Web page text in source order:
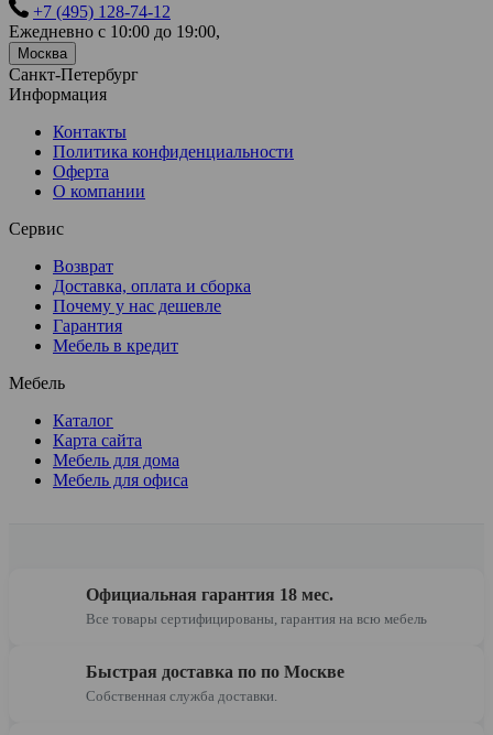
+7 (495) 128-74-12
Ежедневно с 10:00 до 19:00,
Москва
Санкт-Петербург
Информация
Контакты
Политика конфиденциальности
Оферта
О компании
Сервис
Возврат
Доставка, оплата и сборка
Почему у нас дешевле
Гарантия
Мебель в кредит
Мебель
Каталог
Карта сайта
Мебель для дома
Мебель для офиса
Официальная гарантия 18 мес.
Все товары сертифицированы, гарантия на всю мебель
Быстрая доставка по по Москве
Собственная служба доставки.